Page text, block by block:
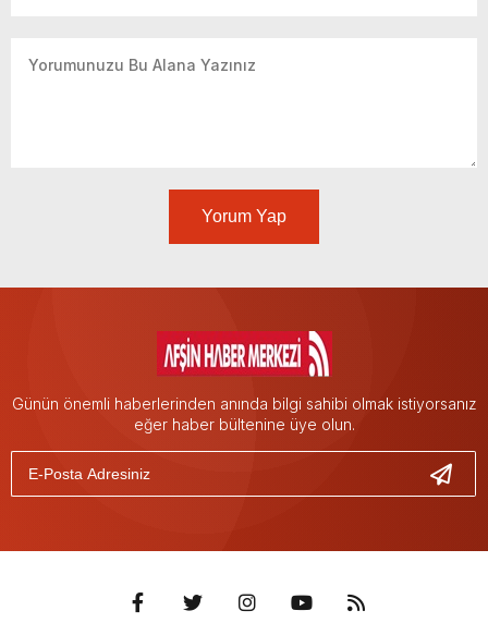
Yorum Yap
Günün önemli haberlerinden anında bilgi sahibi olmak istiyorsanız
eğer haber bültenine üye olun.